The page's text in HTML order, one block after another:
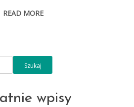
READ MORE
Szukaj
wpisy